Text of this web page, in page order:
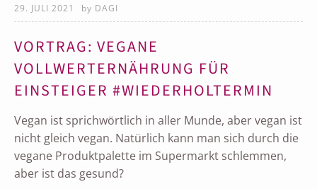
29. JULI 2021 by DAGI
VORTRAG: VEGANE
VOLLWERTERNÄHRUNG FÜR
EINSTEIGER #WIEDERHOLTERMIN
Vegan ist sprichwörtlich in aller Munde, aber vegan ist
nicht gleich vegan. Natürlich kann man sich durch die
vegane Produktpalette im Supermarkt schlemmen,
aber ist das gesund?